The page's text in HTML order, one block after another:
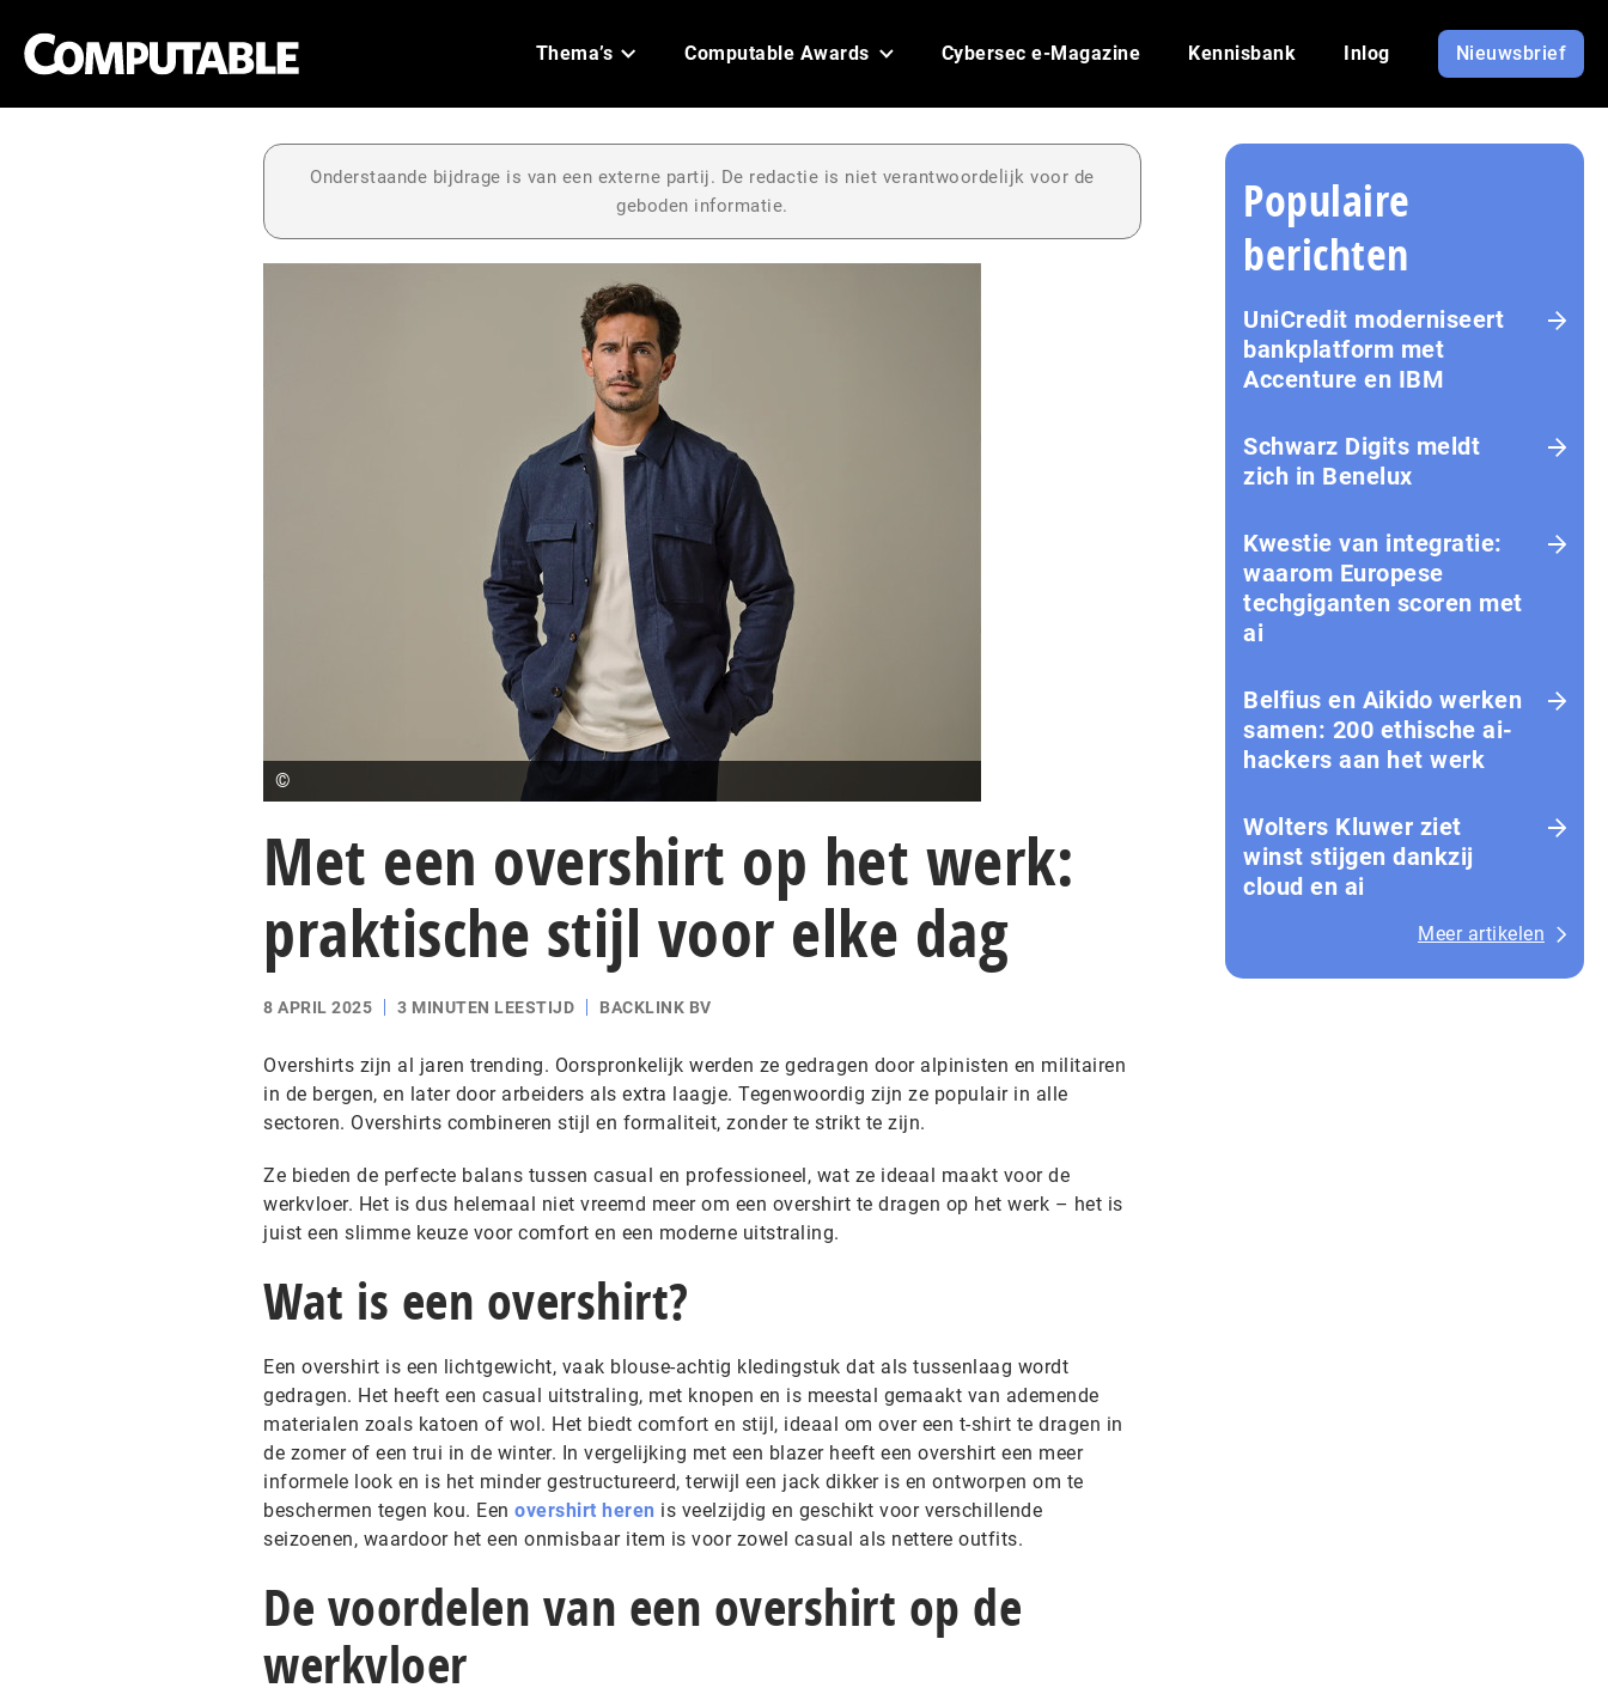
Thema’s Computable Awards Cybersec e-Magazine Kennisbank Inlog Nieuwsbrief
Onderstaande bijdrage is van een externe partij. De redactie is niet verantwoordelijk voor de
geboden informatie.
©
Met een overshirt op het werk:
praktische stijl voor elke dag
8 APRIL 2025 3 MINUTEN LEESTIJD BACKLINK BV
Overshirts zijn al jaren trending. Oorspronkelijk werden ze gedragen door alpinisten en militairen
in de bergen, en later door arbeiders als extra laagje. Tegenwoordig zijn ze populair in alle
sectoren. Overshirts combineren stijl en formaliteit, zonder te strikt te zijn.
Ze bieden de perfecte balans tussen casual en professioneel, wat ze ideaal maakt voor de
werkvloer. Het is dus helemaal niet vreemd meer om een overshirt te dragen op het werk – het is
juist een slimme keuze voor comfort en een moderne uitstraling.
Wat is een overshirt?
Een overshirt is een lichtgewicht, vaak blouse-achtig kledingstuk dat als tussenlaag wordt
gedragen. Het heeft een casual uitstraling, met knopen en is meestal gemaakt van ademende
materialen zoals katoen of wol. Het biedt comfort en stijl, ideaal om over een t-shirt te dragen in
de zomer of een trui in de winter. In vergelijking met een blazer heeft een overshirt een meer
informele look en is het minder gestructureerd, terwijl een jack dikker is en ontworpen om te
beschermen tegen kou. Een overshirt heren is veelzijdig en geschikt voor verschillende
seizoenen, waardoor het een onmisbaar item is voor zowel casual als nettere outfits.
De voordelen van een overshirt op de
werkvloer
Populaire
berichten
UniCredit moderniseert
bankplatform met
Accenture en IBM
Schwarz Digits meldt
zich in Benelux
Kwestie van integratie:
waarom Europese
techgiganten scoren met
ai
Belfius en Aikido werken
samen: 200 ethische ai-
hackers aan het werk
Wolters Kluwer ziet
winst stijgen dankzij
cloud en ai
Meer artikelen